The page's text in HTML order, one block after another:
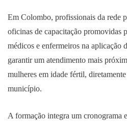
Em Colombo, profissionais da rede
oficinas de capacitação promovidas
médicos e enfermeiros na aplicação
garantir um atendimento mais
mulheres em idade fértil,
município.
A formação integra um cronograma